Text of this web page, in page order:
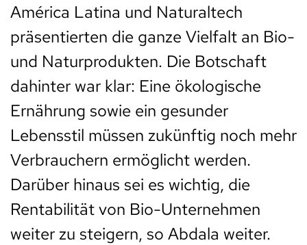
América Latina und Naturaltech
präsentierten die ganze Vielfalt an Bio-
und Naturprodukten. Die Botschaft
dahinter war klar: Eine ökologische
Ernährung sowie ein gesunder
Lebensstil müssen zukünftig noch mehr
Verbrauchern ermöglicht werden.
Darüber hinaus sei es wichtig, die
Rentabilität von Bio-Unternehmen
weiter zu steigern, so Abdala weiter.